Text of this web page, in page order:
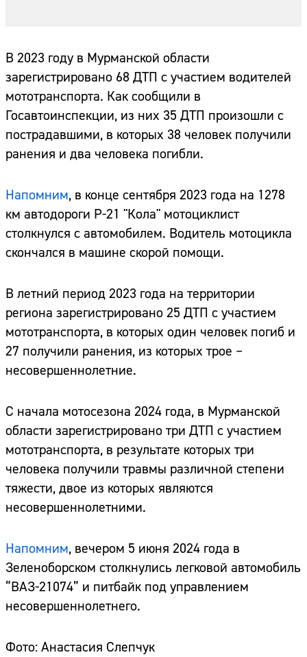
В 2023 году в Мурманской области
зарегистрировано 68 ДТП с участием водителей
мототранспорта. Как сообщили в
Госавтоинспекции, из них 35 ДТП произошли с
пострадавшими, в которых 38 человек получили
ранения и два человека погибли.
Напомним, в конце сентября 2023 года на 1278
км автодороги Р-21 "Кола" мотоциклист
столкнулся с автомобилем. Водитель мотоцикла
скончался в машине скорой помощи.
В летний период 2023 года на территории
региона зарегистрировано 25 ДТП с участием
мототранспорта, в которых один человек погиб и
27 получили ранения, из которых трое –
несовершеннолетние.
С начала мотосезона 2024 года, в Мурманской
области зарегистрировано три ДТП с участием
мототранспорта, в результате которых три
человека получили травмы различной степени
тяжести, двое из которых являются
несовершеннолетними.
Напомним, вечером 5 июня 2024 года в
Зеленоборском столкнулись легковой автомобиль
“ВАЗ-21074” и питбайк под управлением
несовершеннолетнего.
Фото: Анастасия Слепчук